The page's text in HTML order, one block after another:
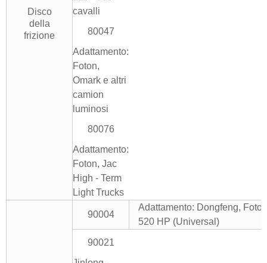
Disco
della
frizione
cavalli
80047
Adattamento:
Foton,
Omark e altri
camion
luminosi
80076
Adattamento:
Foton, Jac
High - Term
Light Trucks
90004
Adattamento: Dongfeng,
520 HP (Universal)
90021